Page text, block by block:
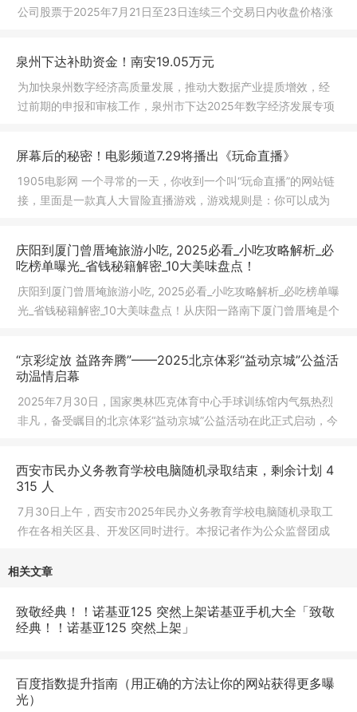
公司股票于2025年7月21日至23日连续三个交易日内收盘价格涨
泉州下达补助资金！南安19.05万元
为加快泉州数字经济高质量发展，推动大数据产业提质增效，经
过前期的申报和审核工作，泉州市下达2025年数字经济发展专项
屏幕后的秘密！电影频道7.29将播出《玩命直播》
1905电影网 一个寻常的一天，你收到一个叫“玩命直播”的网站链
接，里面是一款真人大冒险直播游戏，游戏规则是：你可以成为
庆阳到厦门曾厝埯旅游小吃, 2025必看_小吃攻略解析_必
吃榜单曝光_省钱秘籍解密_10大美味盘点！
庆阳到厦门曾厝埯旅游小吃, 2025必看_小吃攻略解析_必吃榜单曝
光_省钱秘籍解密_10大美味盘点！从庆阳一路南下厦门曾厝埯是个
“京彩绽放 益路奔腾”——2025北京体彩“益动京城”公益活
动温情启幕​​
2025年7月30日，国家奥林匹克体育中心手球训练馆内气氛热烈
非凡，备受瞩目的北京体彩“益动京城”公益活动在此正式启动，今
西安市民办义务教育学校电脑随机录取结束，剩余计划 4
315 人
7月30日上午，西安市2025年民办义务教育学校电脑随机录取工
作在各相关区县、开发区同时进行。本报记者作为公众监督团成
相关文章
致敬经典！！诺基亚125 突然上架诺基亚手机大全「致敬
经典！！诺基亚125 突然上架」
百度指数提升指南（用正确的方法让你的网站获得更多曝
光）